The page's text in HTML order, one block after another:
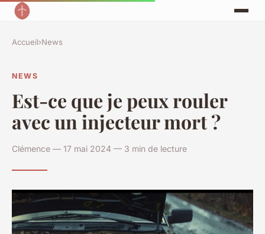
Accueil›News
NEWS
Est-ce que je peux rouler
avec un injecteur mort ?
Clémence — 17 mai 2024 — 3 min de lecture